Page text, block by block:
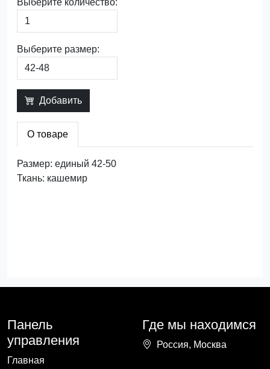
Выберите количество:
Выберите размер:
Добавить
О товаре
Размер: единый 42-50
Ткань: кашемир
Панель
управления
Главная
Где мы находимся
Россия, Москва